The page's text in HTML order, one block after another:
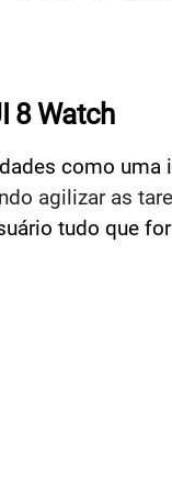
8 Watch
como
agilizar as
tudo que